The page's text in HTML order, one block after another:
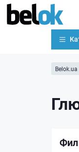
Belok.ua